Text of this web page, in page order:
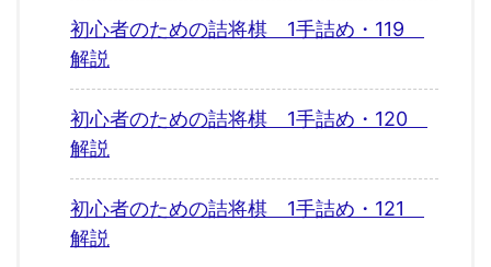
初心者のための詰将棋 1手詰め・119
解説
初心者のための詰将棋 1手詰め・120
解説
初心者のための詰将棋 1手詰め・121
解説